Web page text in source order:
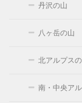
丹沢の山
八ヶ岳の山
北アルプス
南・中央ア